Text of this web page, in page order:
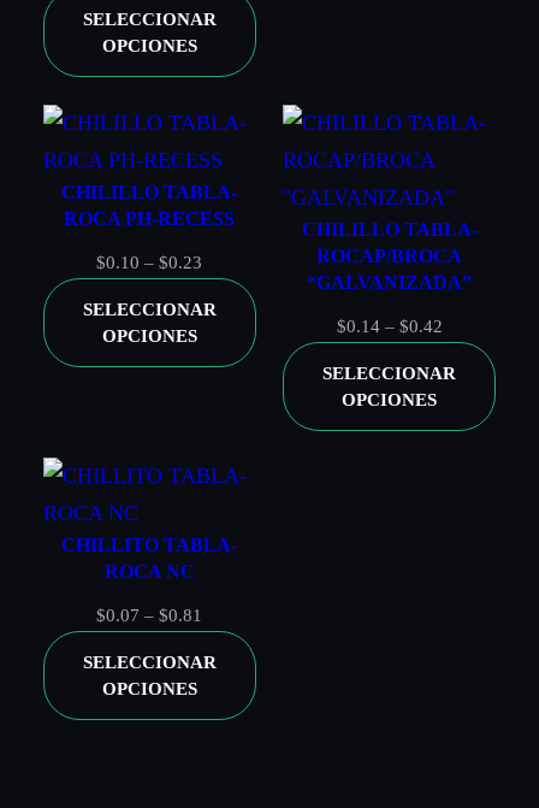
publicada. Los campos obligatorios están marcados
con
TU PUNTUACIÓN
TU VALORACIÓN*
NOMBRE*
CORREO ELECTRÓNICO
Guardar mi nombre, correo electrónico y sitio web en este
navegador para la próxima vez que haga un comentario.
desde
hasta
$0.63
SELECCIONAR
OPCIONES
CHILILLO TABLA-
ROCA PH-RECESS
$0.10 – $0.23
desde
SELECCIONAR
OPCIONES
CHILILLO TABLA-
ROCAP/BROCA
“GALVANIZADA”
$0.14 – $0.42Rango
desde
SELECCIONAR
OPCIONES
CHILLITO TABLA-
ROCA NC
$0.07 – $0.81
desde
SELECCIONAR
OPCIONES